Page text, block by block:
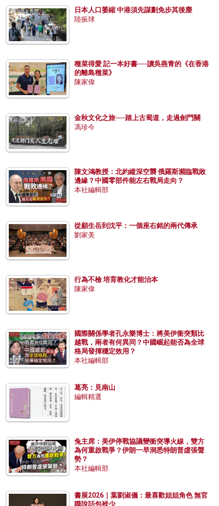
日本人口萎縮 中港須先謀劃免步其後塵
陸振球
種菜得愛 記一本好書──讀吳燕青的《在香港
的離島種菜》
陳家偉
金秋文化之旅──踏上古蜀道，走過劍門關
馮珍今
陳文鴻教授：北約縱深空襲 俄羅斯瀕臨戰敗
邊緣？中國零部件能左右戰局走向？
本社編輯部
從顧生岳到沈平：一個座右銘的兩代傳承
劉家美
行為不檢 培育教化才能治本
陳家偉
國際關係學者孔永樂博士：將美伊衝突類比
越戰，兩者有何異同？中國崛起能否為全球
格局發揮穩定效用？
本社編輯部
葛亮：見南山
編輯精選
兔主席：美伊停戰協議變衝突導火線，雙方
為何重啟戰爭？伊朗一早洞悉特朗普虛張聲
勢？
本社編輯部
書展2026｜葉劉淑儀：最喜歡姐姐角色 無官
職說話包袱少